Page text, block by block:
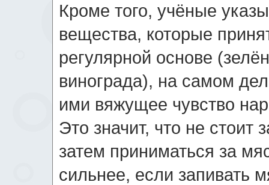
Кроме того, учёные
вещества, которые
регулярной основе
винограда), на самом
ими вяжущее чувство
Это значит, что не стоит
затем приниматься за
сильнее, если запивать